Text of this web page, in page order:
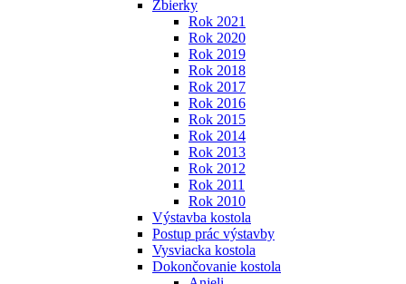
Zbierky
Rok 2021
Rok 2020
Rok 2019
Rok 2018
Rok 2017
Rok 2016
Rok 2015
Rok 2014
Rok 2013
Rok 2012
Rok 2011
Rok 2010
Výstavba kostola
Postup prác výstavby
Vysviacka kostola
Dokončovanie kostola